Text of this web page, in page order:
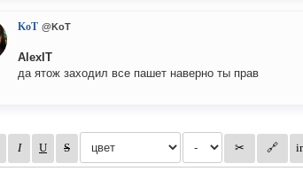
KoT @KoT
AlexIT
да ятож заходил все пашет наверно ты прав